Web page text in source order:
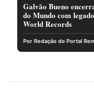
Galvão Bueno
do Mundo com
World Records
Por Redação do Portal